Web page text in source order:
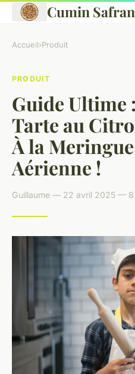
Cumin Safran
Accueil›Produit
PRODUIT
Guide Ultime
Tarte au
À la
Aérienne !
Guillaume — 22 avril 2025 — 8